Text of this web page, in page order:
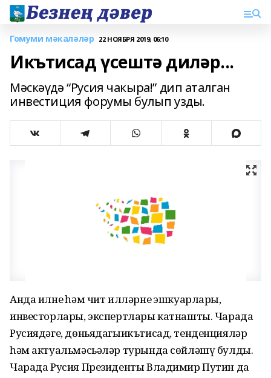
Гомуми мәкаләләр 22 НОЯБРЯ 2019, 06:10
Икътисад үсештә диләр...
Мәскәүдә “Русия чакыра!” дип аталган
инвестиция форумы булып узды.
Анда илнең һәм чит илләрнең эшкуарлары,
инвесторлары, экспертлары катнашты. Чарада
Русиядәге, дөньядагыикътисад, тенденцияләр
һәм актуальмәсьәләр турында сөйләшү булды.
Чарада Русия Президенты Владимир Путин да